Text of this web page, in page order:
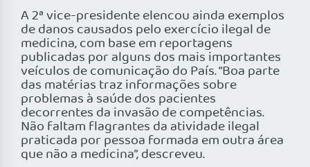
A 2ª vice-presidente elencou ainda exemplos
de danos causados pelo exercício ilegal de
medicina, com base em reportagens
publicadas por alguns dos mais importantes
veículos de comunicação do País. “Boa parte
das matérias traz informações sobre
problemas à saúde dos pacientes
decorrentes da invasão de competências.
Não faltam flagrantes da atividade ilegal
praticada por pessoa formada em outra área
que não a medicina”, descreveu.